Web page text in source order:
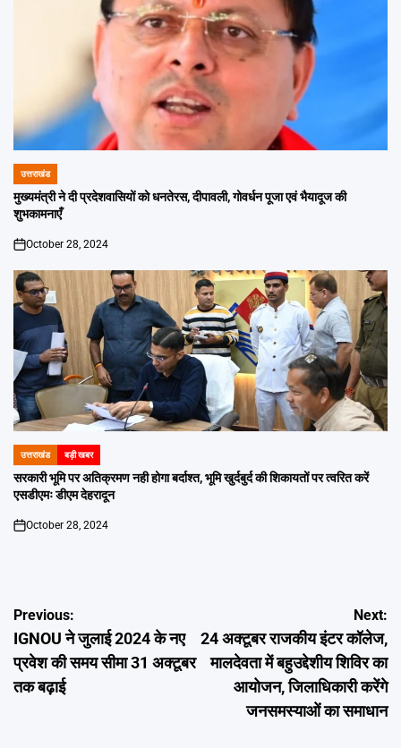
POSTED
IN
उत्तराखंड
मुख्यमंत्री ने दी प्रदेशवासियों को धनतेरस, दीपावली, गोवर्धन पूजा एवं भैयादूज की
शुभकामनाएँ
on
October 28, 2024
POSTED
IN
उत्तराखंड बड़ी खबर
सरकारी भूमि पर अतिक्रमण नही होगा बर्दाश्त, भूमि खुर्दबुर्द की शिकायतों पर त्वरित करें
एसडीएमः डीएम देहरादून
on
October 28, 2024
Post
navigation
Previous:
IGNOU ने जुलाई 2024 के नए
प्रवेश की समय सीमा 31 अक्टूबर
तक बढ़ाई
Next:
24 अक्टूबर राजकीय इंटर कॉलेज,
मालदेवता में बहुउद्देशीय शिविर का
आयोजन, जिलाधिकारी करेंगे
जनसमस्याओं का समाधान